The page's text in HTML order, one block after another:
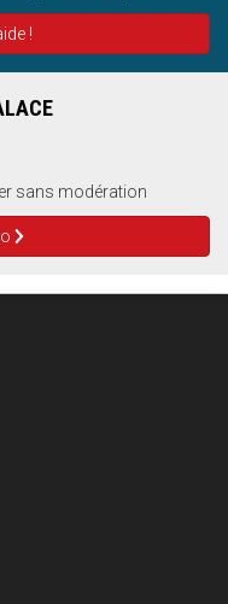
!
sans modération